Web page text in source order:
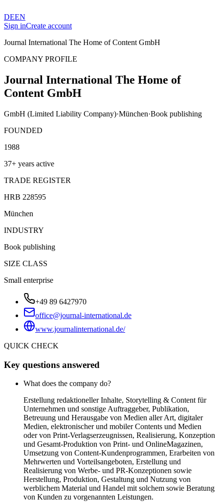
DEEN
Sign inCreate account
Journal International The Home of Content GmbH
COMPANY PROFILE
Journal International The Home of
Content GmbH
GmbH (Limited Liability Company)·München·Book publishing
FOUNDED
1988
37+ years active
TRADE REGISTER
HRB 228595
München
INDUSTRY
Book publishing
SIZE CLASS
Small enterprise
+49 89 6427970
office@journal-international.de
www.journalinternational.de/
QUICK CHECK
Key questions answered
What does the company do?
Erstellung redaktioneller Inhalte, Storytelling & Content für
Unternehmen und sonstige Auftraggeber, Publikation,
Betreuung und Herausgabe von Medien aller Art, digitaler
Medien, elektronischer und mobiler Contents und Medien
oder von Print-Verlagserzeugnissen, Realisierung, Konzeption
und Gesamt-Produktion von Print- und OnlineMagazinen,
Umsetzung von Content-Kundenprogrammen, Erarbeiten von
Mehrwerten und Vorteilsangeboten, Erstellung und
Realisierung von Werbe- und PR-Konzeptionen sowie
Herstellung, Produktion, Gestaltung und Nutzung von
werblichem Material und Handel mit solchem sowie Beratung
von Kunden zu vorgenannten Leistungen.